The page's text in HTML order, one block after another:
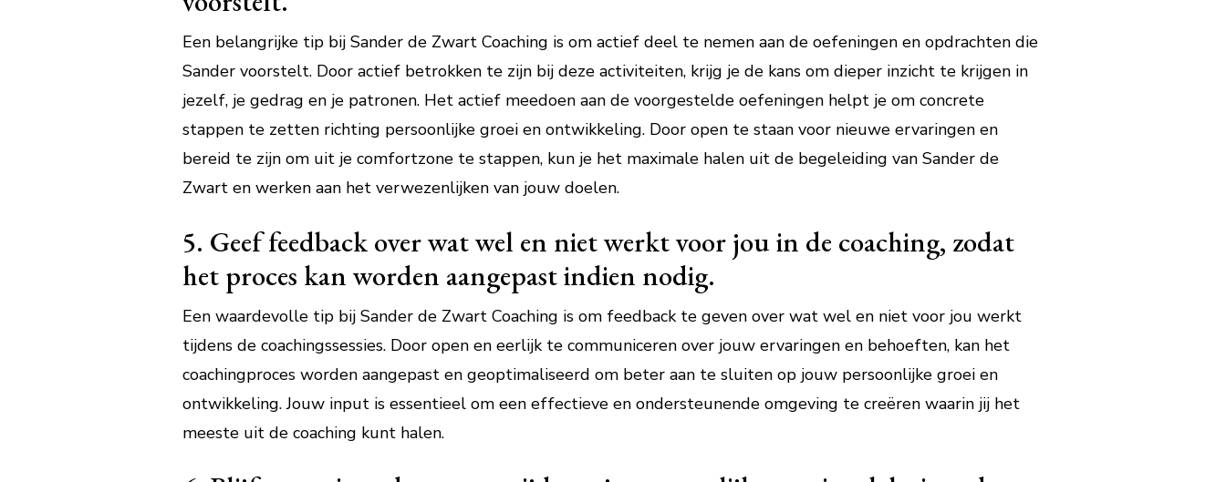
Een belangrijke tip bij Sander de Zwart Coaching is om actief deel te nemen aan de oefeningen en opdrachten die
Sander voorstelt. Door actief betrokken te zijn bij deze activiteiten, krijg je de kans om dieper inzicht te krijgen in
jezelf, je gedrag en je patronen. Het actief meedoen aan de voorgestelde oefeningen helpt je om concrete
stappen te zetten richting persoonlijke groei en ontwikkeling. Door open te staan voor nieuwe ervaringen en
bereid te zijn om uit je comfortzone te stappen, kun je het maximale halen uit de begeleiding van Sander de
Zwart en werken aan het verwezenlijken van jouw doelen.
5. Geef feedback over wat wel en niet werkt voor jou in de coaching, zodat
het proces kan worden aangepast indien nodig.
Een waardevolle tip bij Sander de Zwart Coaching is om feedback te geven over wat wel en niet voor jou werkt
tijdens de coachingssessies. Door open en eerlijk te communiceren over jouw ervaringen en behoeften, kan het
coachingproces worden aangepast en geoptimaliseerd om beter aan te sluiten op jouw persoonlijke groei en
ontwikkeling. Jouw input is essentieel om een effectieve en ondersteunende omgeving te creëren waarin jij het
meeste uit de coaching kunt halen.